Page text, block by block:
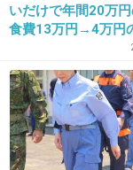
こんなスレ上がる
32. 匿名2013/08/14(水) 16:25:10
んじゃ子供に
いだけで年間20万
食費13万円→4万円
主婦が買うのをや
つ